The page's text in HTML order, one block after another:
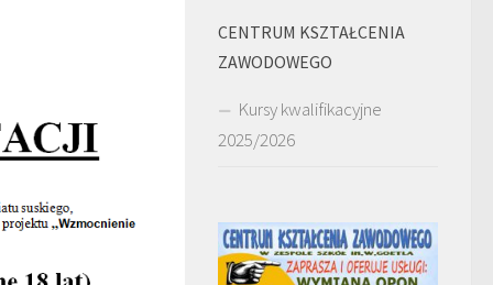
CENTRUM KSZTAŁCENIA
ZAWODOWEGO
Kursy kwalifikacyjne
2025/2026